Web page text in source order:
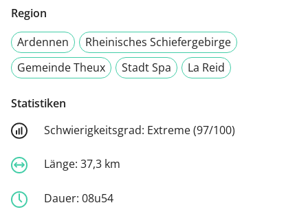
Region
Ardennen
Rheinisches Schiefergebirge
Gemeinde Theux
Stadt Spa La Reid
Statistiken
Schwierigkeitsgrad: Extreme (97/100)
Länge: 37,3 km
Dauer: 08u54